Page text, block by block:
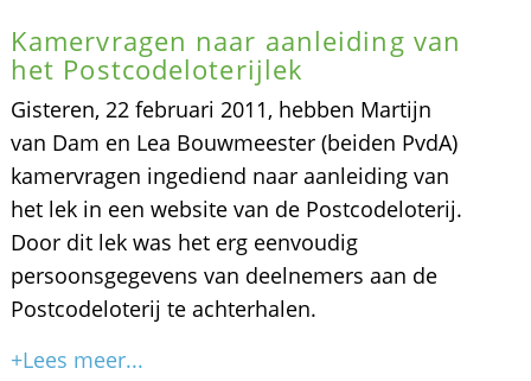
Kamervragen naar aanleiding van
het Postcodeloterijlek
Gisteren, 22 februari 2011, hebben Martijn
van Dam en Lea Bouwmeester (beiden PvdA)
kamervragen ingediend naar aanleiding van
het lek in een website van de Postcodeloterij.
Door dit lek was het erg eenvoudig
persoonsgegevens van deelnemers aan de
Postcodeloterij te achterhalen.
+Lees meer...